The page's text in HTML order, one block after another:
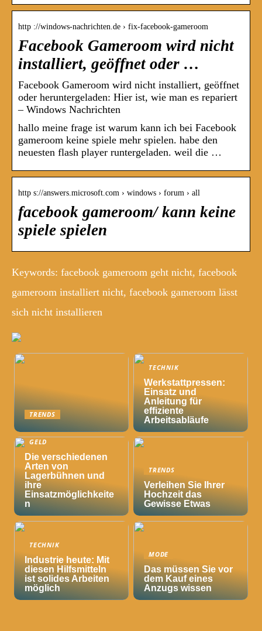
http ://windows-nachrichten.de › fix-facebook-gameroom
Facebook Gameroom wird nicht
installiert, geöffnet oder …
Facebook Gameroom wird nicht installiert, geöffnet
oder heruntergeladen: Hier ist, wie man es repariert
– Windows Nachrichten
hallo meine frage ist warum kann ich bei Facebook
gameroom keine spiele mehr spielen. habe den
neuesten flash player runtergeladen. weil die …
http s://answers.microsoft.com › windows › forum › all
facebook gameroom/ kann keine
spiele spielen
Keywords: facebook gameroom geht nicht, facebook
gameroom installiert nicht, facebook gameroom lässt
sich nicht installieren
TRENDS
TECHNIK
Werkstattpressen:
Einsatz und
Anleitung für
effiziente
Arbeitsabläufe
GELD
Die verschiedenen
Arten von
Lagerbühnen und
ihre
Einsatzmöglichkeite
n
TRENDS
Verleihen Sie Ihrer
Hochzeit das
Gewisse Etwas
TECHNIK
Industrie heute: Mit
diesen Hilfsmitteln
ist solides Arbeiten
möglich
MODE
Das müssen Sie vor
dem Kauf eines
Anzugs wissen